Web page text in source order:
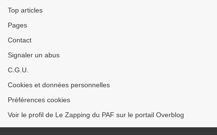
Top articles
Pages
Contact
Signaler un abus
C.G.U.
Cookies et données personnelles
Préférences cookies
Voir le profil de Le Zapping du PAF sur le portail Overblog